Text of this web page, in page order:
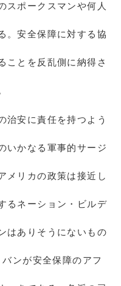
ポークスマンや何人
。安全保障に対する協
ことを反乱側に納得さ
安に責任を持つよう
いかなる軍事的サージ
メリカの政策は接近し
るネーション・ビルデ
はありそうにないもの
ンが安全保障のアフ